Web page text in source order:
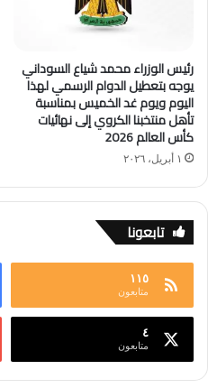
رئيس الوزراء محمد شياع السوداني
يوجه بتعطيل الدوام الرسمي لهذا
اليوم ويوم غد الخميس بمناسبة
تأهل منتخبنا الكروي إلى نهائيات
كأس العالم 2026
١ أبريل، ٢٠٢٦
تابعونا
١١٥
متابعون
٤
متابعون